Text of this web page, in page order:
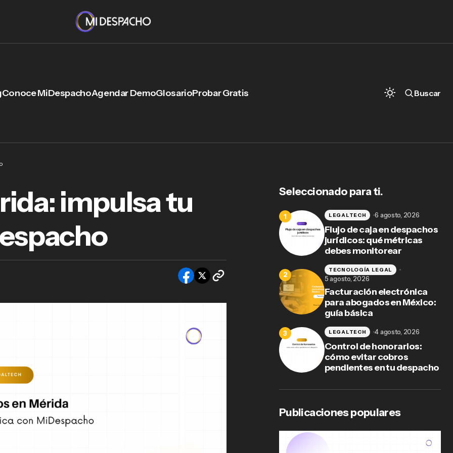
Conoce MiDespachoAgendar DemoGlosarioProbar Gratis Buscar
en Mérida: impulsa tu práctica con
impulsa tu
Seleccionado para ti.
Flujo de caja en despachos
jurídicos: qué métricas
debes monitorear
LEGALTECH 6 agosto, 2026
Facturación electrónica
para abogados en México:
guía básica
TECNOLOGÍA LEGAL
5 agosto, 2026
Control de honorarios:
cómo evitar cobros
pendientes en tu despacho
LEGALTECH 4 agosto, 2026
Publicaciones populares